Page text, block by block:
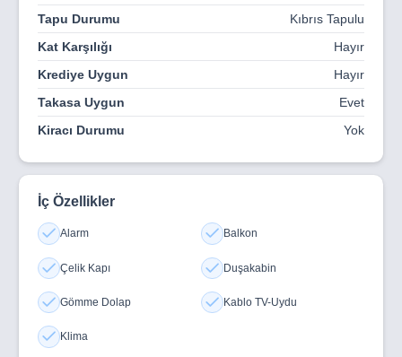
Tapu Durumu
Kıbrıs Tapulu
Kat Karşılığı
Hayır
Krediye Uygun
Hayır
Takasa Uygun
Evet
Kiracı Durumu
Yok
İç Özellikler
Alarm Balkon
Çelik Kapı Duşakabin
Gömme Dolap Kablo TV-Uydu
Klima